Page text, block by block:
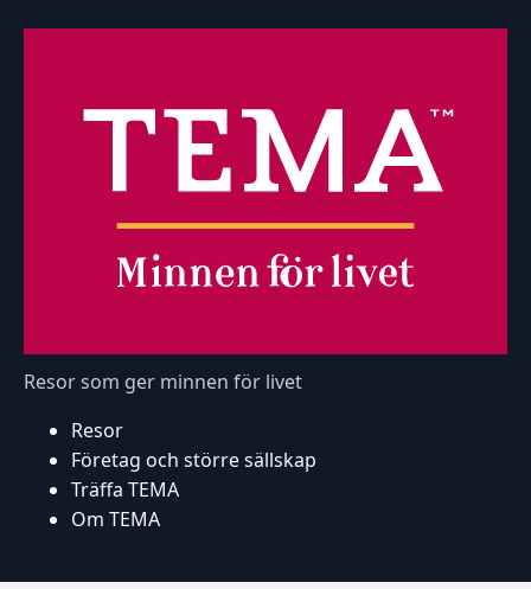
Resor som ger minnen för livet
Resor
Företag och större sällskap
Träffa TEMA
Om TEMA